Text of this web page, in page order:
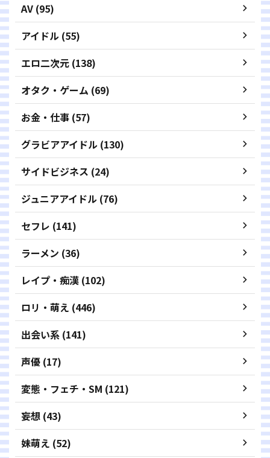
AV (95)
アイドル (55)
エロ二次元 (138)
オタク・ゲーム (69)
お金・仕事 (57)
グラビアアイドル (130)
サイドビジネス (24)
ジュニアアイドル (76)
セフレ (141)
ラーメン (36)
レイプ・痴漢 (102)
ロリ・萌え (446)
出会い系 (141)
声優 (17)
変態・フェチ・SM (121)
妄想 (43)
妹萌え (52)